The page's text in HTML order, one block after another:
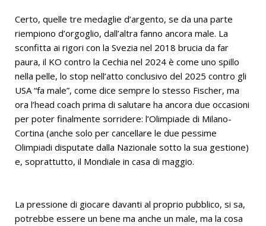
Certo, quelle tre medaglie d’argento, se da una parte
riempiono d’orgoglio, dall’altra fanno ancora male. La
sconfitta ai rigori con la Svezia nel 2018 brucia da far
paura, il KO contro la Cechia nel 2024 è come uno spillo
nella pelle, lo stop nell’atto conclusivo del 2025 contro gli
USA “fa male”, come dice sempre lo stesso Fischer, ma
ora l’head coach prima di salutare ha ancora due occasioni
per poter finalmente sorridere: l’Olimpiade di Milano-
Cortina (anche solo per cancellare le due pessime
Olimpiadi disputate dalla Nazionale sotto la sua gestione)
e, soprattutto, il Mondiale in casa di maggio.
La pressione di giocare davanti al proprio pubblico, si sa,
potrebbe essere un bene ma anche un male, ma la cosa